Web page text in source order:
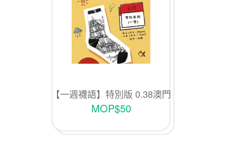
【一週襪語】特別版 0.38澳門
風景畫
MOP$50